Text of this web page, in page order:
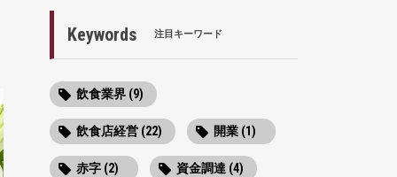
Keywords 注目キーワード
飲食業界 (9)
飲食店経営 (22) 開業 (1)
赤字 (2) 資金調達 (4)